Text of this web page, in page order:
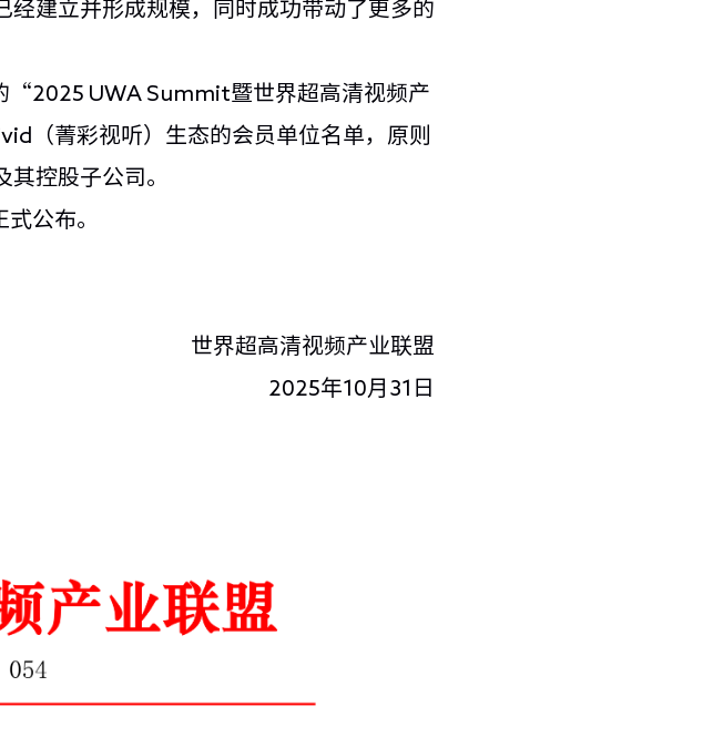
建立并形成规模，同时成功带动了更多的
“2025 UWA Summit暨世界超高清视频产
（菁彩视听）生态的会员单位名单，原则
控股子公司。
公布。
世界超高清视频产业联盟
2025年10月31日